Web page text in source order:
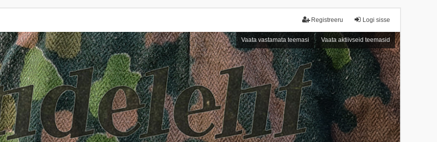
Logi sisse
Registreeru
Vaata vastamata teemasi Vaata aktiivseid teemasid